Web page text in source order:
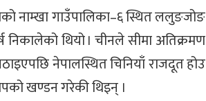
नाम्खा गाउँपालिका–६ स्थित ललुङजोङ
निकालेको थियो । चीनले सीमा अतिक्रमण
नेपालस्थित चिनियाँ राजदूत होउ
खण्डन गरेकी थिइन् ।